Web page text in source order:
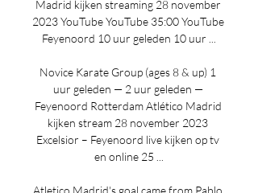
Madrid kijken streaming 28 november
2023 YouTube YouTube 35:00 YouTube
Feyenoord 10 uur geleden 10 uur ...
Novice Karate Group (ages 8 & up) 1
uur geleden — 2 uur geleden —
Feyenoord Rotterdam Atlético Madrid
kijken stream 28 november 2023
Excelsior – Feyenoord live kijken op tv
en online 25 ...
Atletico Madrid's goal came from Pablo